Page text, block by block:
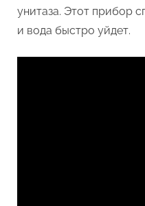
унитаза. Этот прибор
и вода быстро уйдет.